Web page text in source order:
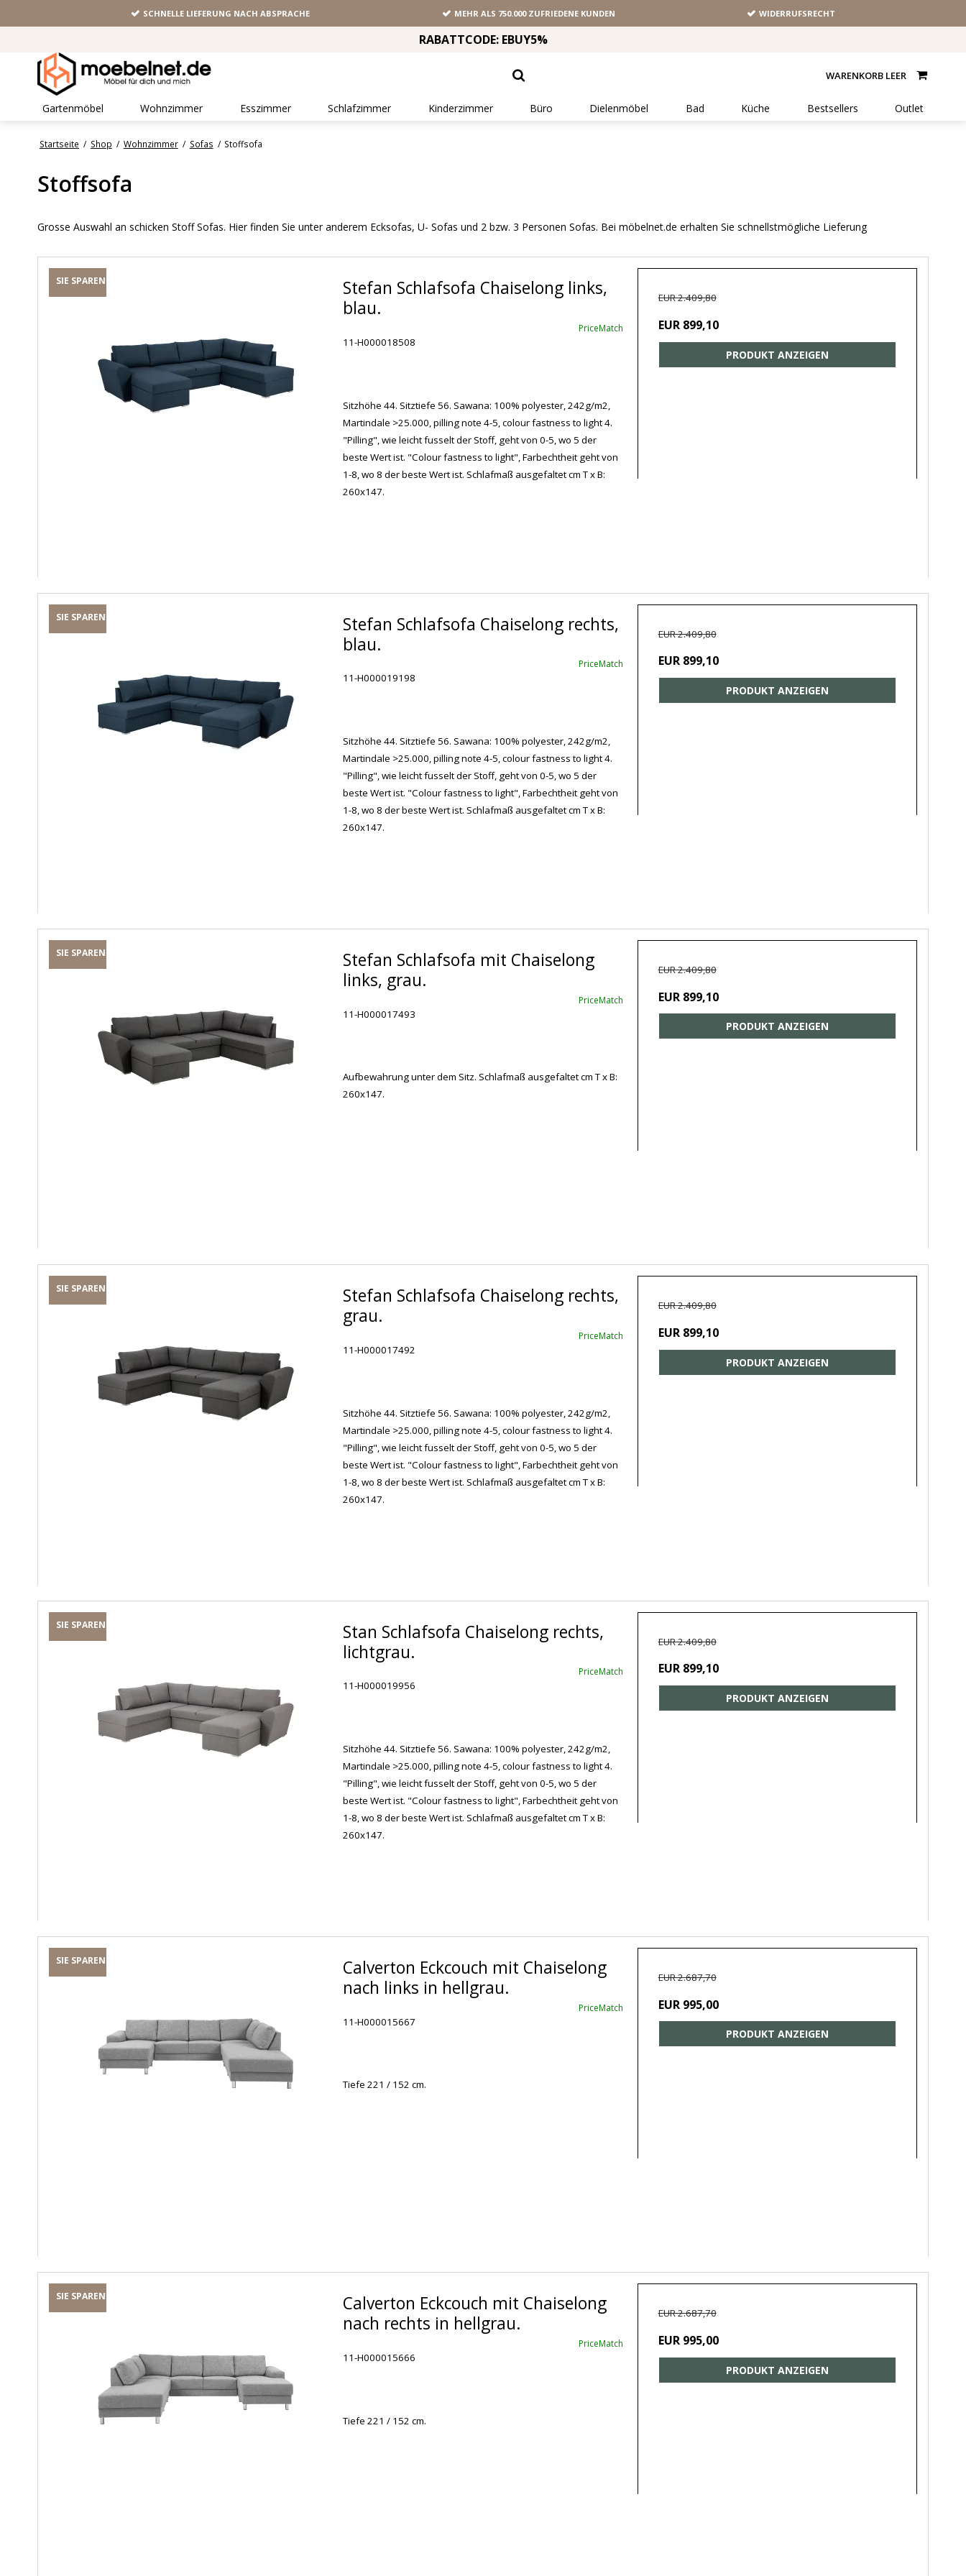
SCHNELLE LIEFERUNG NACH ABSPRACHE MEHR ALS 750.000 ZUFRIEDENE KUNDEN WIDERRUFSRECHT
RABATTCODE: EBUY5%
WARENKORB LEER
Gartenmöbel Wohnzimmer Esszimmer Schlafzimmer Kinderzimmer Büro Dielenmöbel Bad Küche Bestsellers Outlet
Startseite / Shop / Wohnzimmer / Sofas / Stoffsofa
Stoffsofa
Grosse Auswahl an schicken Stoff Sofas. Hier finden Sie unter anderem Ecksofas, U- Sofas und 2 bzw. 3 Personen Sofas. Bei möbelnet.de erhalten Sie schnellstmögliche Lieferung
SIE SPAREN
Stefan Schlafsofa Chaiselong links,
blau.
PriceMatch
11-H000018508
Sitzhöhe 44. Sitztiefe 56. Sawana: 100% polyester, 242g/m2,
Martindale >25.000, pilling note 4-5, colour fastness to light 4.
"Pilling", wie leicht fusselt der Stoff, geht von 0-5, wo 5 der
beste Wert ist. "Colour fastness to light", Farbechtheit geht von
1-8, wo 8 der beste Wert ist. Schlafmaß ausgefaltet cm T x B:
260x147.
EUR 2.409,80
EUR 899,10
PRODUKT ANZEIGEN
SIE SPAREN
Stefan Schlafsofa Chaiselong rechts,
blau.
PriceMatch
11-H000019198
Sitzhöhe 44. Sitztiefe 56. Sawana: 100% polyester, 242g/m2,
Martindale >25.000, pilling note 4-5, colour fastness to light 4.
"Pilling", wie leicht fusselt der Stoff, geht von 0-5, wo 5 der
beste Wert ist. "Colour fastness to light", Farbechtheit geht von
1-8, wo 8 der beste Wert ist. Schlafmaß ausgefaltet cm T x B:
260x147.
EUR 2.409,80
EUR 899,10
PRODUKT ANZEIGEN
SIE SPAREN
Stefan Schlafsofa mit Chaiselong
links, grau.
PriceMatch
11-H000017493
Aufbewahrung unter dem Sitz. Schlafmaß ausgefaltet cm T x B:
260x147.
EUR 2.409,80
EUR 899,10
PRODUKT ANZEIGEN
SIE SPAREN
Stefan Schlafsofa Chaiselong rechts,
grau.
PriceMatch
11-H000017492
Sitzhöhe 44. Sitztiefe 56. Sawana: 100% polyester, 242g/m2,
Martindale >25.000, pilling note 4-5, colour fastness to light 4.
"Pilling", wie leicht fusselt der Stoff, geht von 0-5, wo 5 der
beste Wert ist. "Colour fastness to light", Farbechtheit geht von
1-8, wo 8 der beste Wert ist. Schlafmaß ausgefaltet cm T x B:
260x147.
EUR 2.409,80
EUR 899,10
PRODUKT ANZEIGEN
SIE SPAREN
Stan Schlafsofa Chaiselong rechts,
lichtgrau.
PriceMatch
11-H000019956
Sitzhöhe 44. Sitztiefe 56. Sawana: 100% polyester, 242g/m2,
Martindale >25.000, pilling note 4-5, colour fastness to light 4.
"Pilling", wie leicht fusselt der Stoff, geht von 0-5, wo 5 der
beste Wert ist. "Colour fastness to light", Farbechtheit geht von
1-8, wo 8 der beste Wert ist. Schlafmaß ausgefaltet cm T x B:
260x147.
EUR 2.409,80
EUR 899,10
PRODUKT ANZEIGEN
SIE SPAREN
Calverton Eckcouch mit Chaiselong
nach links in hellgrau.
PriceMatch
11-H000015667
Tiefe 221 / 152 cm.
EUR 2.687,70
EUR 995,00
PRODUKT ANZEIGEN
SIE SPAREN
Calverton Eckcouch mit Chaiselong
nach rechts in hellgrau.
PriceMatch
11-H000015666
Tiefe 221 / 152 cm.
EUR 2.687,70
EUR 995,00
PRODUKT ANZEIGEN